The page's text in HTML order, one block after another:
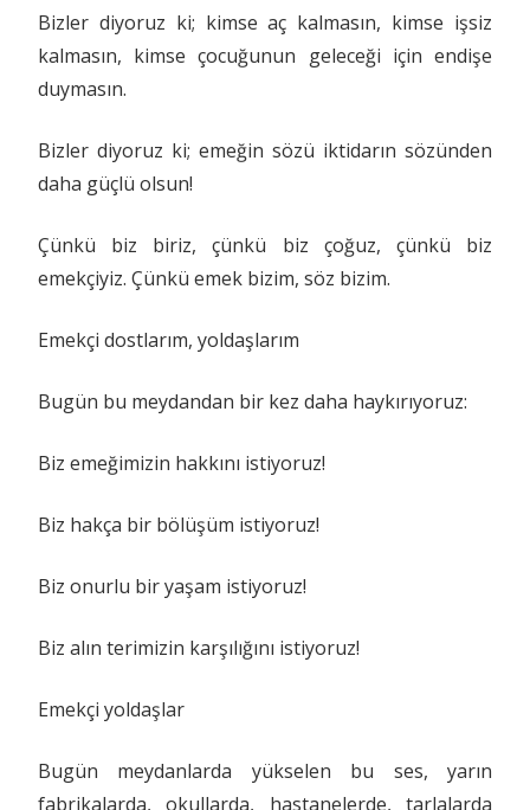
Bizler diyoruz ki; kimse aç kalmasın, kimse işsiz
kalmasın, kimse çocuğunun geleceği için endişe
duymasın.
Bizler diyoruz ki; emeğin sözü iktidarın sözünden
daha güçlü olsun!
Çünkü biz biriz, çünkü biz çoğuz, çünkü biz
emekçiyiz. Çünkü emek bizim, söz bizim.
Emekçi dostlarım, yoldaşlarım
Bugün bu meydandan bir kez daha haykırıyoruz:
Biz emeğimizin hakkını istiyoruz!
Biz hakça bir bölüşüm istiyoruz!
Biz onurlu bir yaşam istiyoruz!
Biz alın terimizin karşılığını istiyoruz!
Emekçi yoldaşlar
Bugün meydanlarda yükselen bu ses, yarın
fabrikalarda, okullarda, hastanelerde, tarlalarda